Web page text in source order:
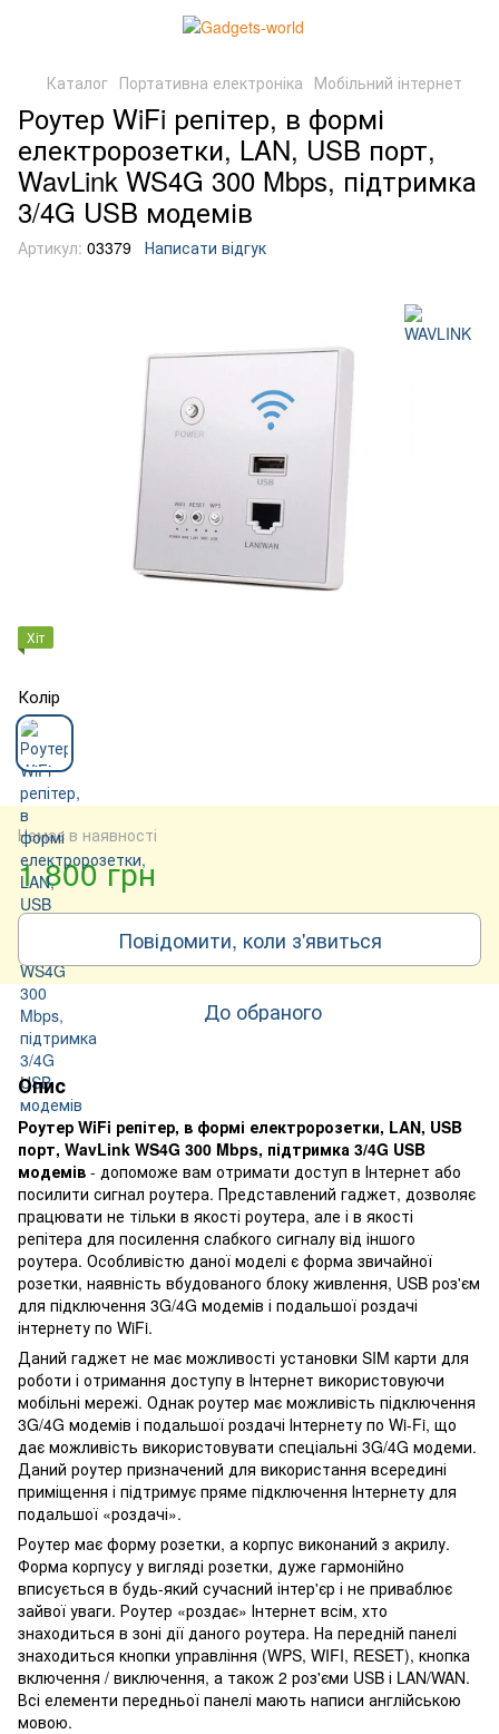
Каталог Портативна електроніка Мобільний інтернет
Роутер WiFi репітер, в формі
електророзетки, LAN, USB порт,
WavLink WS4G 300 Mbps, підтримка
3/4G USB модемів
Артикул: 03379 Написати відгук
Хіт
Колір
Немає в наявності
1 800 грн
Повідомити, коли з'явиться
До обраного
Опис
Роутер WiFi репітер, в формі електророзетки, LAN, USB
порт, WavLink WS4G 300 Mbps, підтримка 3/4G USB
модемів - допоможе вам отримати доступ в Інтернет або
посилити сигнал роутера. Представлений гаджет, дозволяє
працювати не тільки в якості роутера, але і в якості
репітера для посилення слабкого сигналу від іншого
роутера. Особливістю даної моделі є форма звичайної
розетки, наявність вбудованого блоку живлення, USB роз'єм
для підключення 3G/4G модемів і подальшої роздачі
інтернету по WiFi.
Даний гаджет не має можливості установки SIM карти для
роботи і отримання доступу в Інтернет використовуючи
мобільні мережі. Однак роутер має можливість підключення
3G/4G модемів і подальшої роздачі Інтернету по Wi-Fi, що
дає можливість використовувати спеціальні 3G/4G модеми.
Даний роутер призначений для використання всередині
приміщення і підтримує пряме підключення Інтернету для
подальшої «роздачі».
Роутер має форму розетки, а корпус виконаний з акрилу.
Форма корпусу у вигляді розетки, дуже гармонійно
вписується в будь-який сучасний інтер'єр і не приваблює
зайвої уваги. Роутер «роздає» Інтернет всім, хто
знаходиться в зоні дії даного роутера. На передній панелі
знаходиться кнопки управління (WPS, WIFI, RESET), кнопка
включення / виключення, а також 2 роз'єми USB і LAN/WAN.
Всі елементи передньої панелі мають написи англійською
мовою.